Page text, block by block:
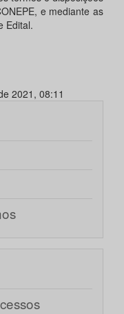
e mediante as
Edital.
2021, 08:11